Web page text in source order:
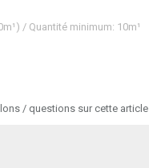
/ Quantité minimum: 10m¹
/ questions sur cette article